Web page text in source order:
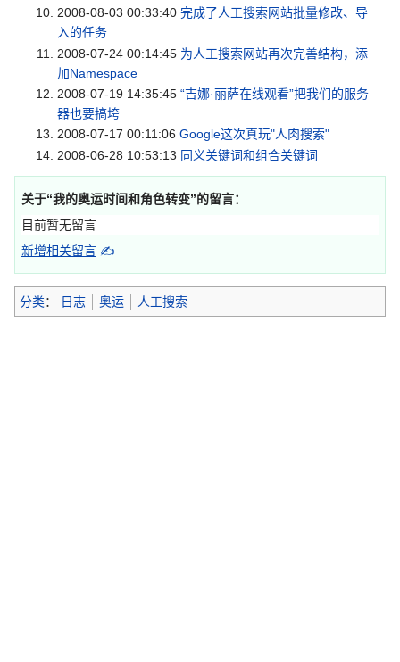
2008-08-03 00:33:40 完成了人工搜索网站批量修改、导
入的任务
2008-07-24 00:14:45 为人工搜索网站再次完善结构，添
加Namespace
2008-07-19 14:35:45 “吉娜·丽萨在线观看”把我们的服务
器也要搞垮
2008-07-17 00:11:06 Google这次真玩"人肉搜索"
2008-06-28 10:53:13 同义关键词和组合关键词
关于“我的奥运时间和角色转变”的留言：
目前暂无留言
新增相关留言 ✍
分类： 日志 奥运 人工搜索